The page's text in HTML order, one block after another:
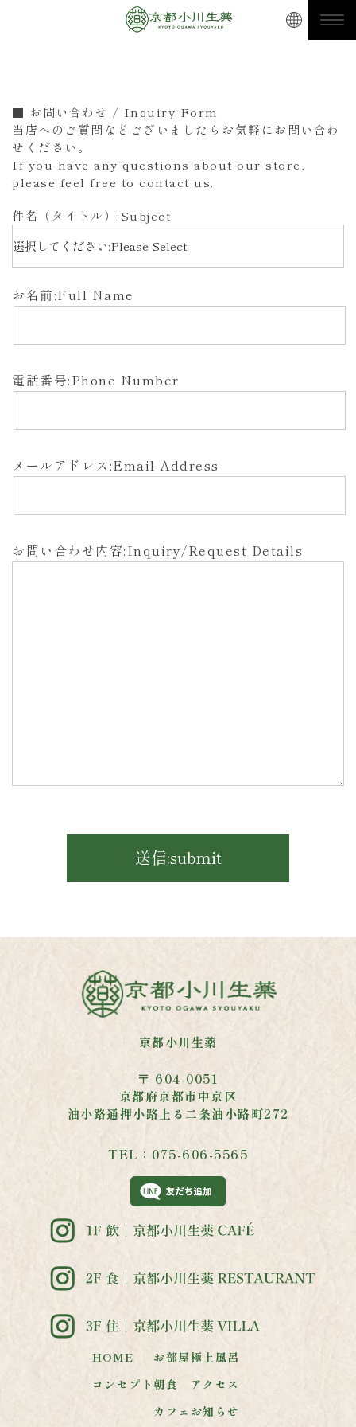
■ お問い合わせ / Inquiry Form
当店へのご質問などございましたらお気軽にお問い合わ
せください。
If you have any questions about our store,
please feel free to contact us.
件名（タイトル）:Subject
お名前:Full Name
電話番号:Phone Number
メールアドレス:Email Address
お問い合わせ内容:Inquiry/Request Details
京都小川生薬
〒 604-0051
京都府京都市中京区
油小路通押小路 上る二条油小路町272
TEL：075-606-5565
HOME
コンセプト
お部屋
朝食
カフェ
極上風呂
アクセス
お知らせ